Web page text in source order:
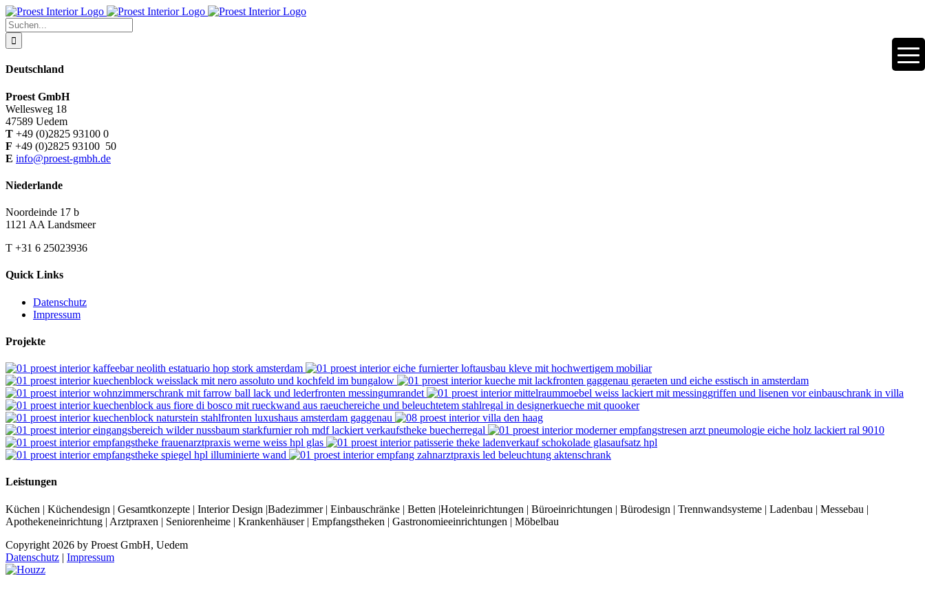
Zum
Inhalt
springen
Suche
nach:
Deutschland
Proest GmbH
Wellesweg 18
47589 Uedem
T +49 (0)2825 93100 0
F +49 (0)2825 93100 50
E info@proest-gmbh.de
Niederlande
Noordeinde 17 b
1121 AA Landsmeer
T +31 6 25023936
Quick Links
Datenschutz
Impressum
Projekte
Leistungen
Küchen | Küchendesign | Gesamtkonzepte | Interior Design |Badezimmer | Einbauschränke | Betten |Hoteleinrichtungen | Büroeinrichtungen | Bürodesign | Trennwandsysteme | Ladenbau | Messebau |
Apothekeneinrichtung | Arztpraxen | Seniorenheime | Krankenhäuser | Empfangstheken | Gastronomieeinrichtungen | Möbelbau
Copyright 2026 by Proest GmbH, Uedem
Datenschutz | Impressum
Facebook
Instagram
Pinterest
LinkedIn
Houzz